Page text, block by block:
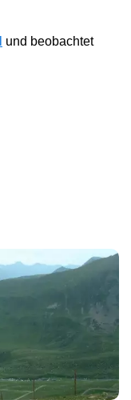
und beobachtet